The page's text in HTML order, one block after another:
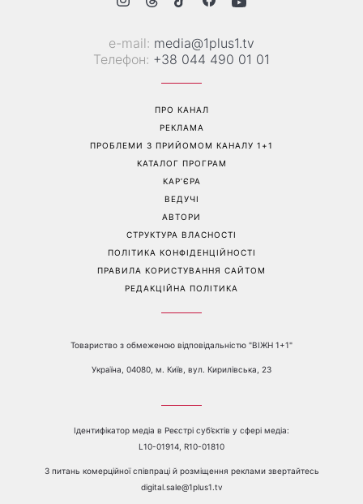
е-mail: media@1plus1.tv
Телефон: +38 044 490 01 01
ПРО КАНАЛ
РЕКЛАМА
ПРОБЛЕМИ З ПРИЙОМОМ КАНАЛУ 1+1
КАТАЛОГ ПРОГРАМ
КАР’ЄРА
ВЕДУЧІ
АВТОРИ
СТРУКТУРА ВЛАСНОСТІ
ПОЛІТИКА КОНФІДЕНЦІЙНОСТІ
ПРАВИЛА КОРИСТУВАННЯ САЙТОМ
РЕДАКЦІЙНА ПОЛІТИКА
Товариство з обмеженою відповідальністю "ВІЖН 1+1"
Україна, 04080, м. Київ, вул. Кирилівська, 23
Ідентифікатор медіа в Реєстрі суб’єктів у сфері медіа:
L10-01914, R10-01810
З питань комерційної співпраці й розміщення реклами звертайтесь
digital.sale@1plus1.tv